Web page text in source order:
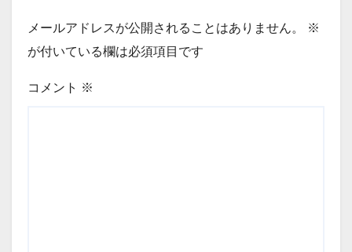
メールアドレスが公開されることはありません。
※
が付いている欄は必須項目です
コメント ※